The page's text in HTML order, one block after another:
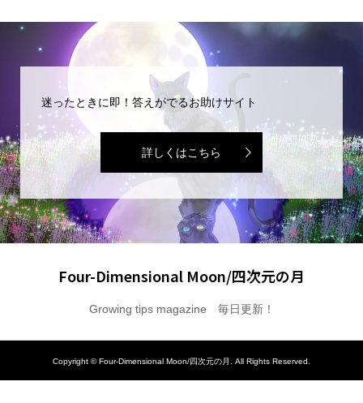
迷ったときに即！答えがでるお助けサイト
詳しくはこちら
Four-Dimensional Moon/四次元の月
Growing tips magazine 毎日更新！
Copyright ©Four-Dimensional Moon/四次元の月. All Rights Reserved.